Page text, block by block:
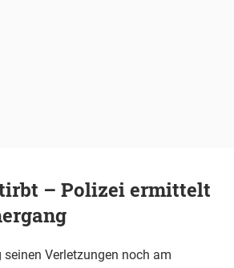
– Polizei ermittelt
seinen Verletzungen noch am